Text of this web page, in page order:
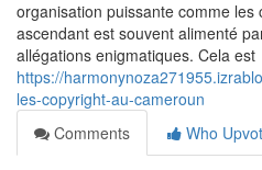
organisation puissante comme
ascendant est souvent alimenté
allégations enigmatiques. Cela est
https://
les-copyright-au-cameroun
Comments
Who